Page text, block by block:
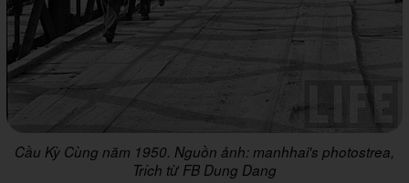
Cầu Kỳ Cùng năm 1950. Nguồn ảnh: manhhai's photostrea,
Trích từ FB Dung Dang